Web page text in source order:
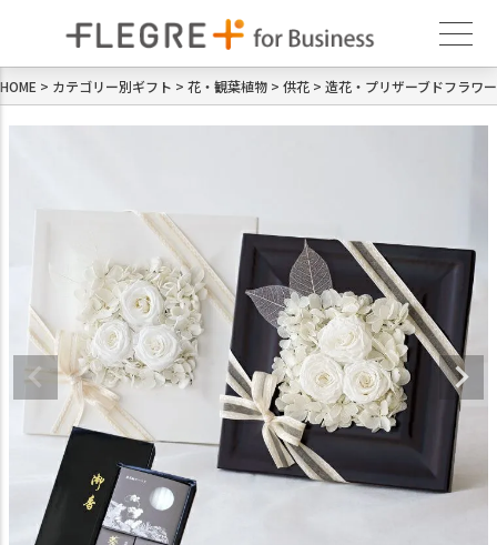
HOME カテゴリー別ギフト 花・観葉植物 供花 造花・プリザーブドフラワー